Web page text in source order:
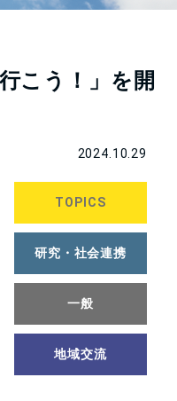
こう！」を開
2024.10.29
TOPICS
研究・社会連携
一般
地域交流